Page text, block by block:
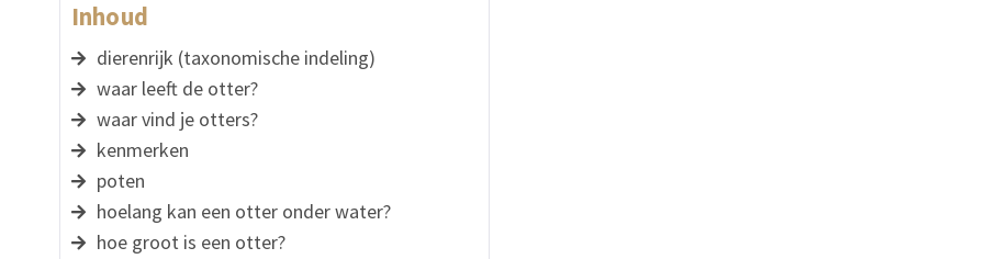
Inhoud
dierenrijk (taxonomische indeling)
waar leeft de otter?
waar vind je otters?
kenmerken
poten
hoelang kan een otter onder water?
hoe groot is een otter?